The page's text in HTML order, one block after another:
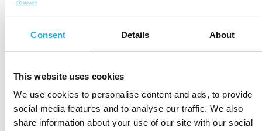
Consent Details About
This website uses cookies
We use cookies to personalise content and ads, to provide
social media features and to analyse our traffic. We also
share information about your use of our site with our social